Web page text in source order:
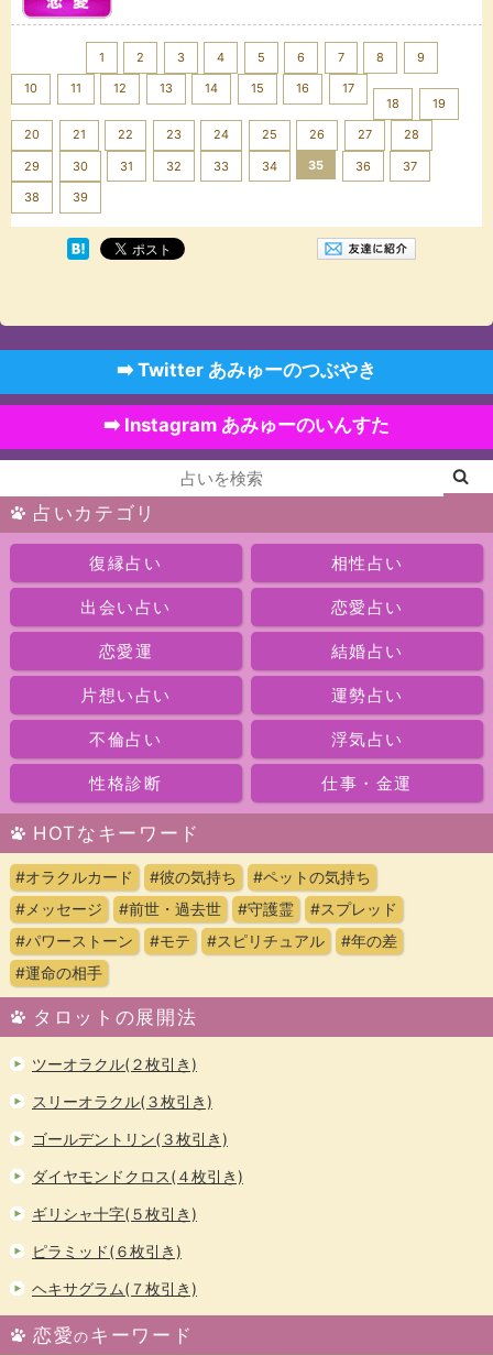
1 2 3 4 5 6 7 8 9
10 11 12 13 14 15 16
17
18
19
20 21 22 23 24 25 26 27 28
29 30 31 32 33 34 35 36 37
38 39
➡️ Twitter あみゅーのつぶやき
➡️ Instagram あみゅーのいんすた
占いカテゴリ
復縁占い 相性占い
出会い占い 恋愛占い
恋愛運 結婚占い
片想い占い 運勢占い
不倫占い 浮気占い
性格診断 仕事・金運
HOTなキーワード
#オラクルカード #彼の気持ち
#ペットの気持ち
#メッセージ
#前世・過去世 #守護霊
#スプレッド
#パワーストーン
#モテ #スピリチュアル
#年の差
#運命の相手
タロットの展開法
ツーオラクル(２枚引き)
スリーオラクル(３枚引き)
ゴールデントリン(３枚引き)
ダイヤモンドクロス(４枚引き)
ギリシャ十字(５枚引き)
ピラミッド(６枚引き)
ヘキサグラム(７枚引き)
恋愛のキーワード